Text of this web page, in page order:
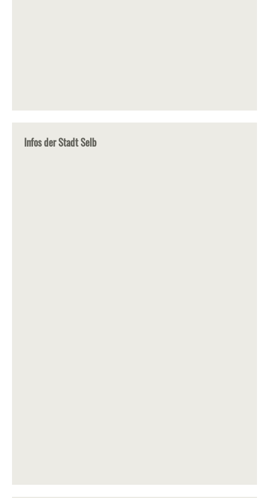
Infos der Stadt Selb